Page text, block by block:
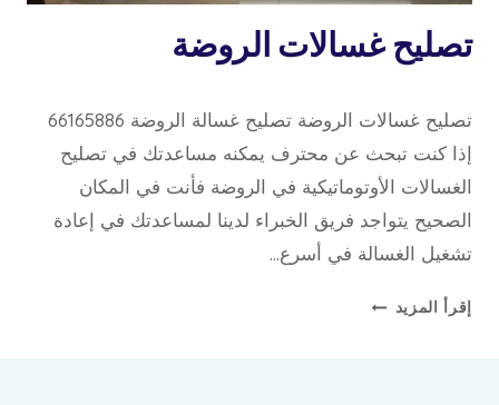
غسالات
تصليح غسالات الروضة
repaircookers
تصليح غسالات الروضة تصليح غسالة الروضة 66165886
إذا كنت تبحث عن محترف يمكنه مساعدتك في تصليح
الغسالات الأوتوماتيكية في الروضة فأنت في المكان
الصحيح يتواجد فريق الخبراء لدينا لمساعدتك في إعادة
تشغيل الغسالة في أسرع…
إقرأ المزيد تصليح